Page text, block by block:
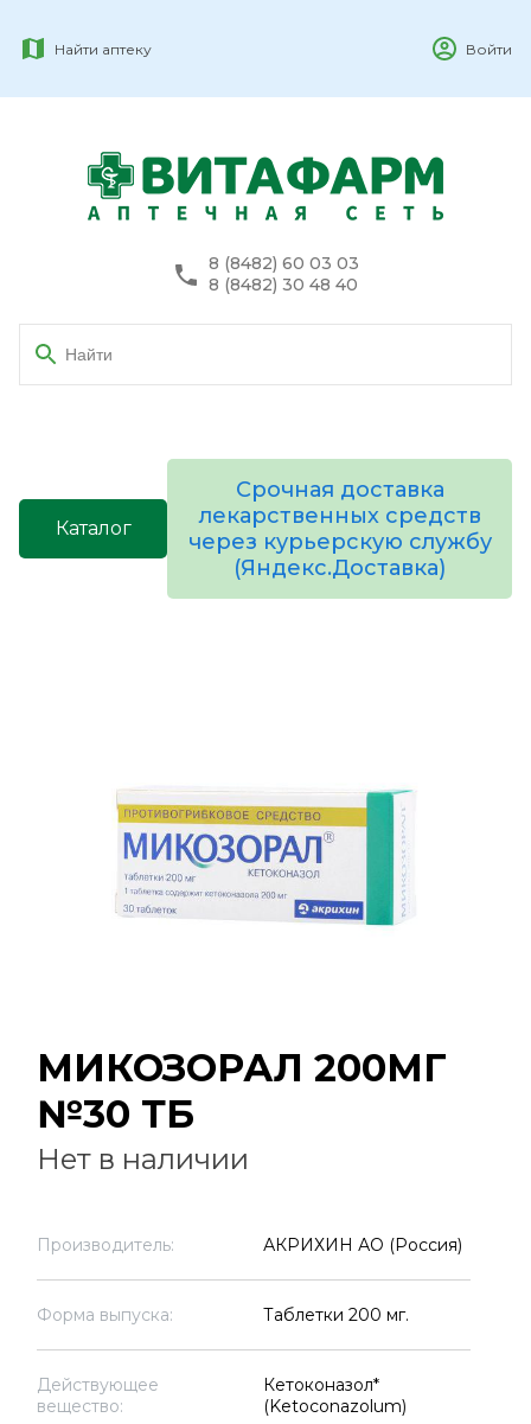
Найти аптеку Войти
8 (8482) 60 03 03
8 (8482) 30 48 40
Каталог
Срочная доставка
лекарственных средств
через курьерскую службу
(Яндекс.Доставка)
МИКОЗОРАЛ 200МГ
№30 ТБ
Нет в наличии
Производитель: АКРИХИН АО (Россия)
Форма выпуска: Таблетки 200 мг.
Действующее
вещество:
Кетоконазол*
(Ketoconazolum)